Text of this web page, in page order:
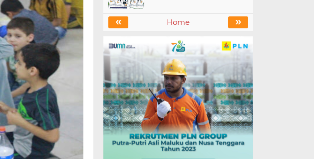
« »
Home